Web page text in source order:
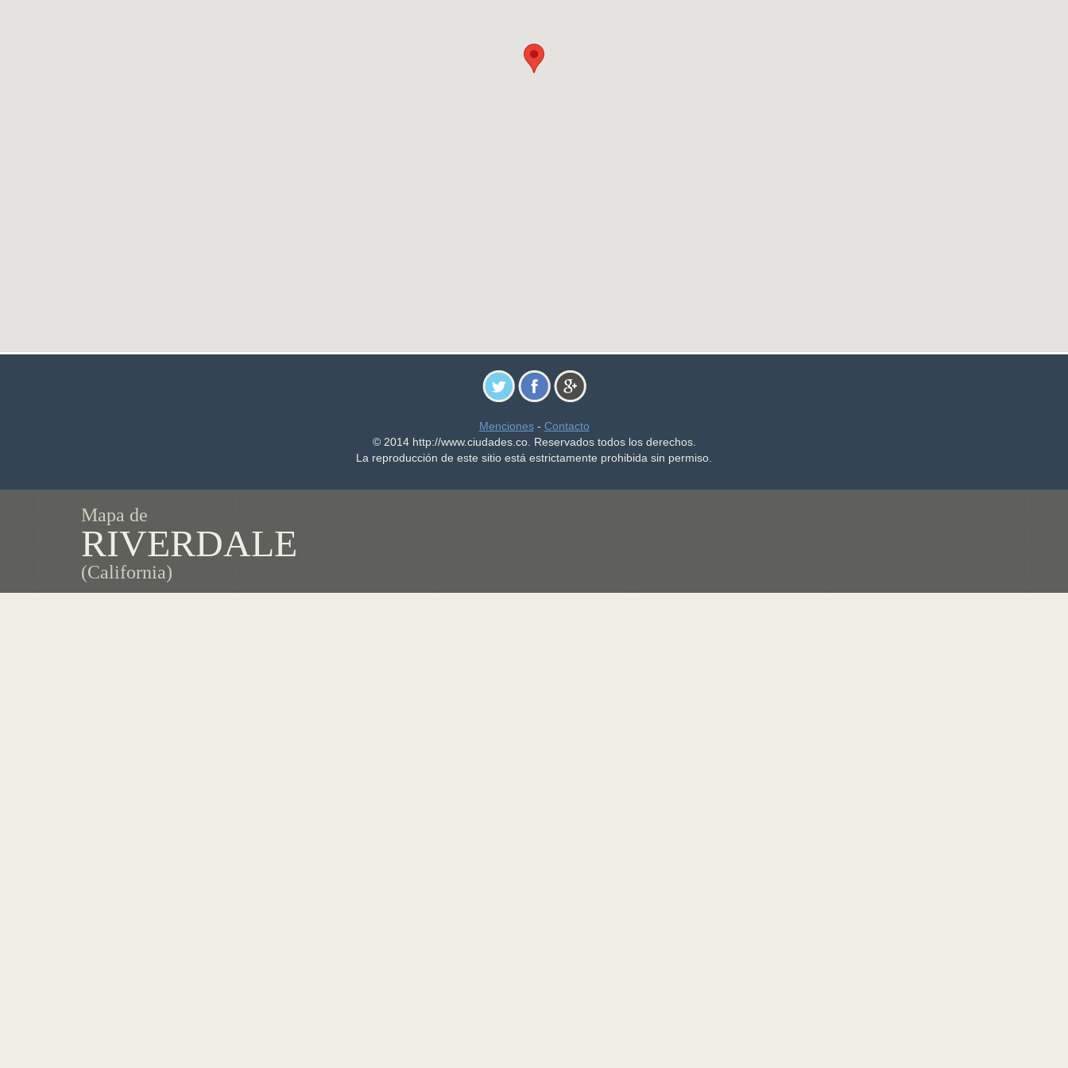
Menciones- Contacto
© 2014 http://www.ciudades.co. Reservados todos los derechos.
La reproducción de este sitio está estrictamente prohibida sin permiso.
Mapa de
RIVERDALE
(California)